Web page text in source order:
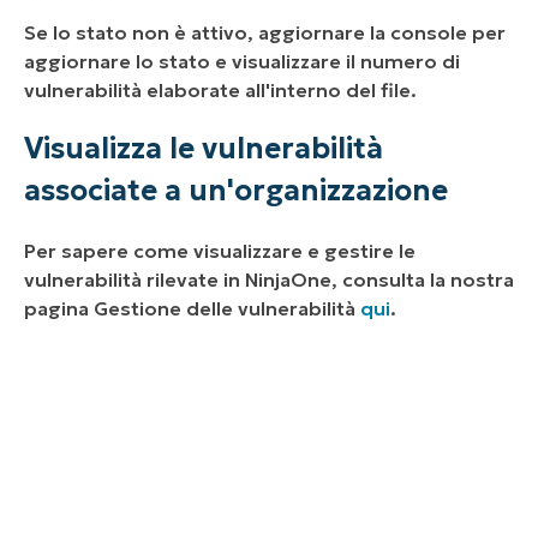
Se lo stato non è attivo, aggiornare la console per
aggiornare lo stato e visualizzare il numero di
vulnerabilità elaborate all'interno del file.
Visualizza le vulnerabilità
associate a un'organizzazione
Per sapere come visualizzare e gestire le
vulnerabilità rilevate in NinjaOne, consulta la nostra
pagina Gestione delle vulnerabilità qui.